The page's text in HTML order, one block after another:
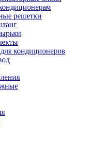
решетки
кондиционеров